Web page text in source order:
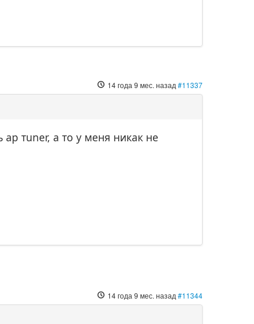
14 года 9 мес. назад #11337
тuner, а то у меня никак не
14 года 9 мес. назад #11344